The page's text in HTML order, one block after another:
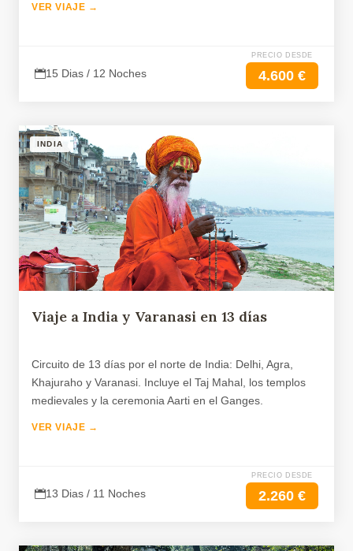
VER VIAJE →
15 Dias / 12 Noches
PRECIO DESDE
4.600 €
INDIA
Viaje a India y Varanasi en 13 días
Circuito de 13 días por el norte de India: Delhi, Agra,
Khajuraho y Varanasi. Incluye el Taj Mahal, los templos
medievales y la ceremonia Aarti en el Ganges.
VER VIAJE →
13 Dias / 11 Noches
PRECIO DESDE
2.260 €